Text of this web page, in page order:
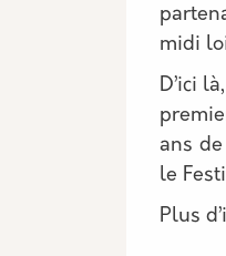
midi
D’ici
ans
le
Plus